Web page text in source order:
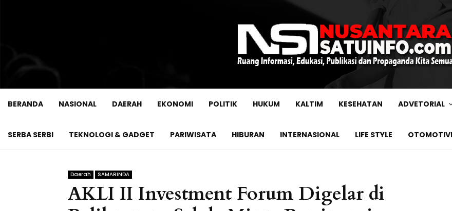
BERANDA NASIONAL DAERAH EKONOMI POLITIK HUKUM KALTIM KESEHATAN ADVETORIAL
SERBA SERBI TEKNOLOGI & GADGET PARIWISATA HIBURAN INTERNASIONAL LIFE STYLE
Daerah SAMARINDA
AKLI II Investment Forum Digelar di